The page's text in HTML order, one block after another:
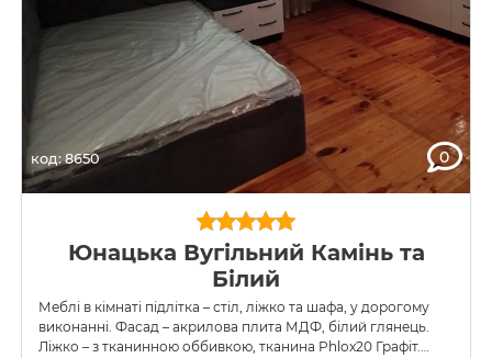
код: 8650 0
Юнацька Вугільний Камінь та
Білий
Меблі в кімнаті підлітка – стіл, ліжко та шафа, у дорогому
виконанні. Фасад – акрилова плита МДФ, білий глянець.
Ліжко – з тканинною оббивкою, тканина Phlox20 Графіт.